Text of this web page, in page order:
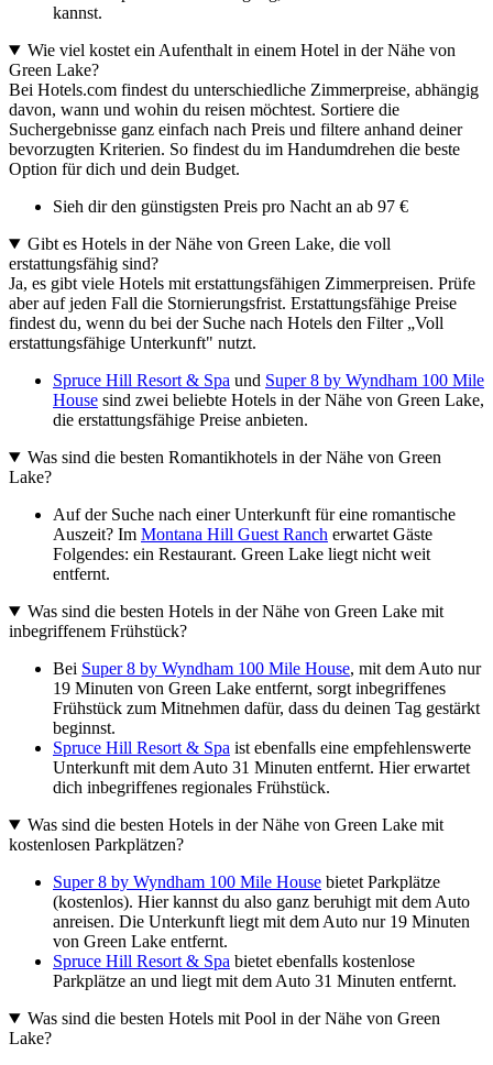
kannst.
Wie viel kostet ein Aufenthalt in einem Hotel in der Nähe von
Green Lake?
Bei Hotels.com findest du unterschiedliche Zimmerpreise, abhängig
davon, wann und wohin du reisen möchtest. Sortiere die
Suchergebnisse ganz einfach nach Preis und filtere anhand deiner
bevorzugten Kriterien. So findest du im Handumdrehen die beste
Option für dich und dein Budget.
Sieh dir den günstigsten Preis pro Nacht an ab 97 €
Gibt es Hotels in der Nähe von Green Lake, die voll
erstattungsfähig sind?
Ja, es gibt viele Hotels mit erstattungsfähigen Zimmerpreisen. Prüfe
aber auf jeden Fall die Stornierungsfrist. Erstattungsfähige Preise
findest du, wenn du bei der Suche nach Hotels den Filter „Voll
erstattungsfähige Unterkunft" nutzt.
Spruce Hill Resort & Spa und Super 8 by Wyndham 100 Mile
House sind zwei beliebte Hotels in der Nähe von Green Lake,
die erstattungsfähige Preise anbieten.
Was sind die besten Romantikhotels in der Nähe von Green
Lake?
Auf der Suche nach einer Unterkunft für eine romantische
Auszeit? Im Montana Hill Guest Ranch erwartet Gäste
Folgendes: ein Restaurant. Green Lake liegt nicht weit
entfernt.
Was sind die besten Hotels in der Nähe von Green Lake mit
inbegriffenem Frühstück?
Bei Super 8 by Wyndham 100 Mile House, mit dem Auto nur
19 Minuten von Green Lake entfernt, sorgt inbegriffenes
Frühstück zum Mitnehmen dafür, dass du deinen Tag gestärkt
beginnst.
Spruce Hill Resort & Spa ist ebenfalls eine empfehlenswerte
Unterkunft mit dem Auto 31 Minuten entfernt. Hier erwartet
dich inbegriffenes regionales Frühstück.
Was sind die besten Hotels in der Nähe von Green Lake mit
kostenlosen Parkplätzen?
Super 8 by Wyndham 100 Mile House bietet Parkplätze
(kostenlos). Hier kannst du also ganz beruhigt mit dem Auto
anreisen. Die Unterkunft liegt mit dem Auto nur 19 Minuten
von Green Lake entfernt.
Spruce Hill Resort & Spa bietet ebenfalls kostenlose
Parkplätze an und liegt mit dem Auto 31 Minuten entfernt.
Was sind die besten Hotels mit Pool in der Nähe von Green
Lake?